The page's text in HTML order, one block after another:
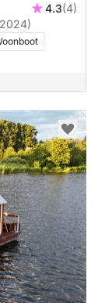
4.3(4)